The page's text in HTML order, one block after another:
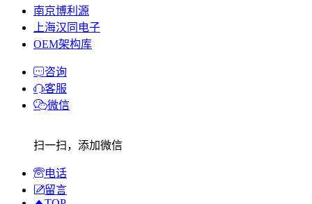
南京博利源
上海汉同电子
OEM架构库
咨询
客服
微信
扫一扫，添加微信
电话
留言